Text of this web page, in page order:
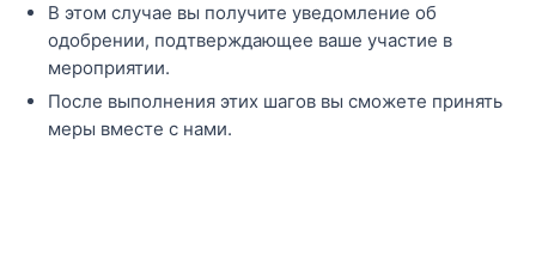
В этом случае вы получите уведомление об
одобрении, подтверждающее ваше участие в
мероприятии.
После выполнения этих шагов вы сможете принять
меры вместе с нами.